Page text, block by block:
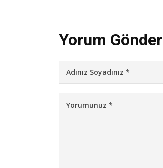
Yorum Gönder